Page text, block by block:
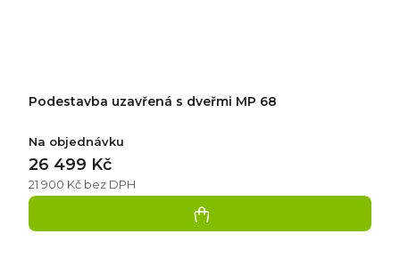
Podestavba uzavřená s dveřmi MP 68
Na objednávku
21 900 Kč bez DPH
26 499 Kč